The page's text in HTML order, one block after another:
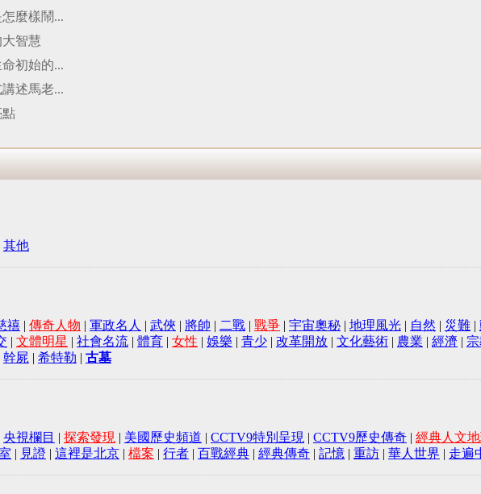
麼樣鬧...
智慧
初始的...
述馬老...
點
其他
禧 | 傳奇人物 | 軍政名人 | 武俠 | 將帥 | 二戰 | 戰爭 | 宇宙奧秘 | 地理風光 | 自然 | 災難 |
| 文體明星 | 社會名流 | 體育 | 女性 | 娛樂 | 青少 | 改革開放 | 文化藝術 | 農業 | 經濟 |
幹屍 | 希特勒 | 古墓
央視欄目 | 探索發現 | 美國歷史頻道 | CCTV9特別呈現 | CCTV9歷史傳奇 | 經典人文
| 見證 | 這裡是北京 | 檔案 | 行者 | 百戰經典 | 經典傳奇 | 記憶 | 重訪 | 華人世界 | 走遍